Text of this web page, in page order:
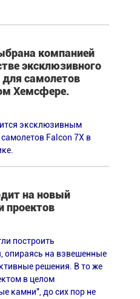
компанией
эксклюзивного
самолетов
Хемсфере.
эксклюзивным
Falcon 7X в
на новый
проектов
построить
опираясь на взвешенные
решения. В то же
в целом
камни", до сих пор не